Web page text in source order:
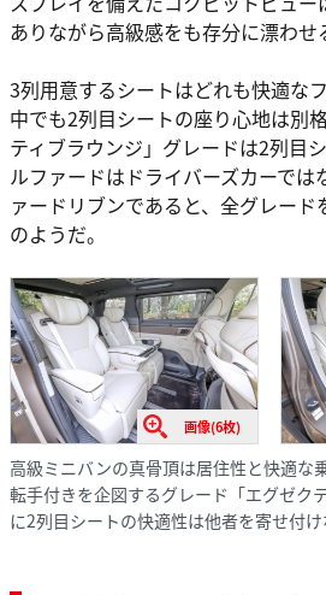
ありながら高級感をも存分に漂わせ
3列用意するシートはどれも快適な
中でも2列目シートの座り心地は別
ティブラウンジ」グレードは2列目
ルファードはドライバーズカーでは
ァードリブンであると、全グレー
のようだ。
画像(6枚)
高級ミニバンの真骨頂は居住性と快適な
転手付きを企図するグレード「エグゼク
に2列目シートの快適性は他者を寄せ付け